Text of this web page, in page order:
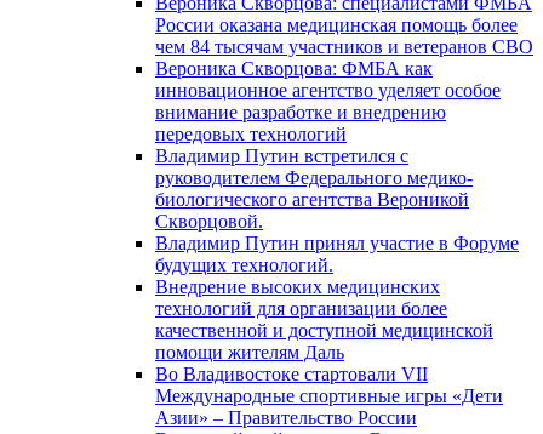
России оказана медицинская помощь более
чем 84 тысячам участников и ветеранов СВО
Вероника Скворцова: ФМБА как
инновационное агентство уделяет особое
внимание разработке и внедрению
передовых технологий
Владимир Путин встретился с
руководителем Федерального медико-
биологического агентства Вероникой
Скворцовой.
Владимир Путин принял участие в Форуме
будущих технологий.
Внедрение высоких медицинских
технологий для организации более
качественной и доступной медицинской
помощи жителям Даль
Во Владивостоке стартовали VII
Международные спортивные игры «Дети
Азии» – Правительство России